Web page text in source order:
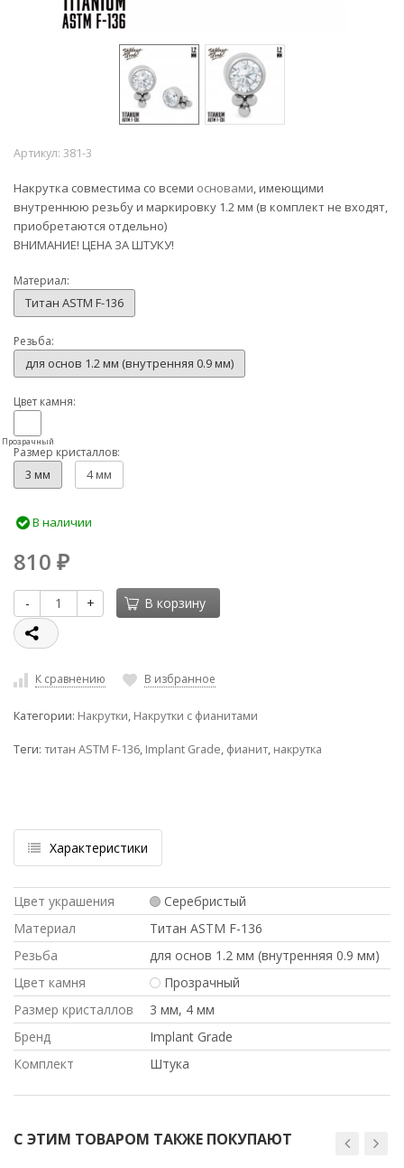
Артикул: 381-3
Накрутка совместима со всеми основами, имеющими
внутреннюю резьбу и маркировку 1.2 мм (в комплект не входят,
приобретаются отдельно)
ВНИМАНИЕ! ЦЕНА ЗА ШТУКУ!
Материал:
Титан ASTM F-136
Резьба:
для основ 1.2 мм (внутренняя 0.9 мм)
Цвет камня:
Прозрачный
Размер кристаллов:
3 мм 4 мм
В наличии
810 ₽
- + В корзину
К сравнению В избранное
Категории: Накрутки, Накрутки с фианитами
Теги: титан ASTM F-136, Implant Grade, фианит, накрутка
Характеристики
Цвет украшения
Серебристый
Материал
Титан ASTM F-136
Резьба
для основ 1.2 мм (внутренняя 0.9 мм)
Цвет камня
Прозрачный
Размер кристаллов
3 мм, 4 мм
Бренд
Implant Grade
Комплект
Штука
С ЭТИМ ТОВАРОМ ТАКЖЕ ПОКУПАЮТ